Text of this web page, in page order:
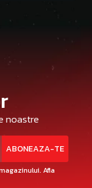
noastre
Afla